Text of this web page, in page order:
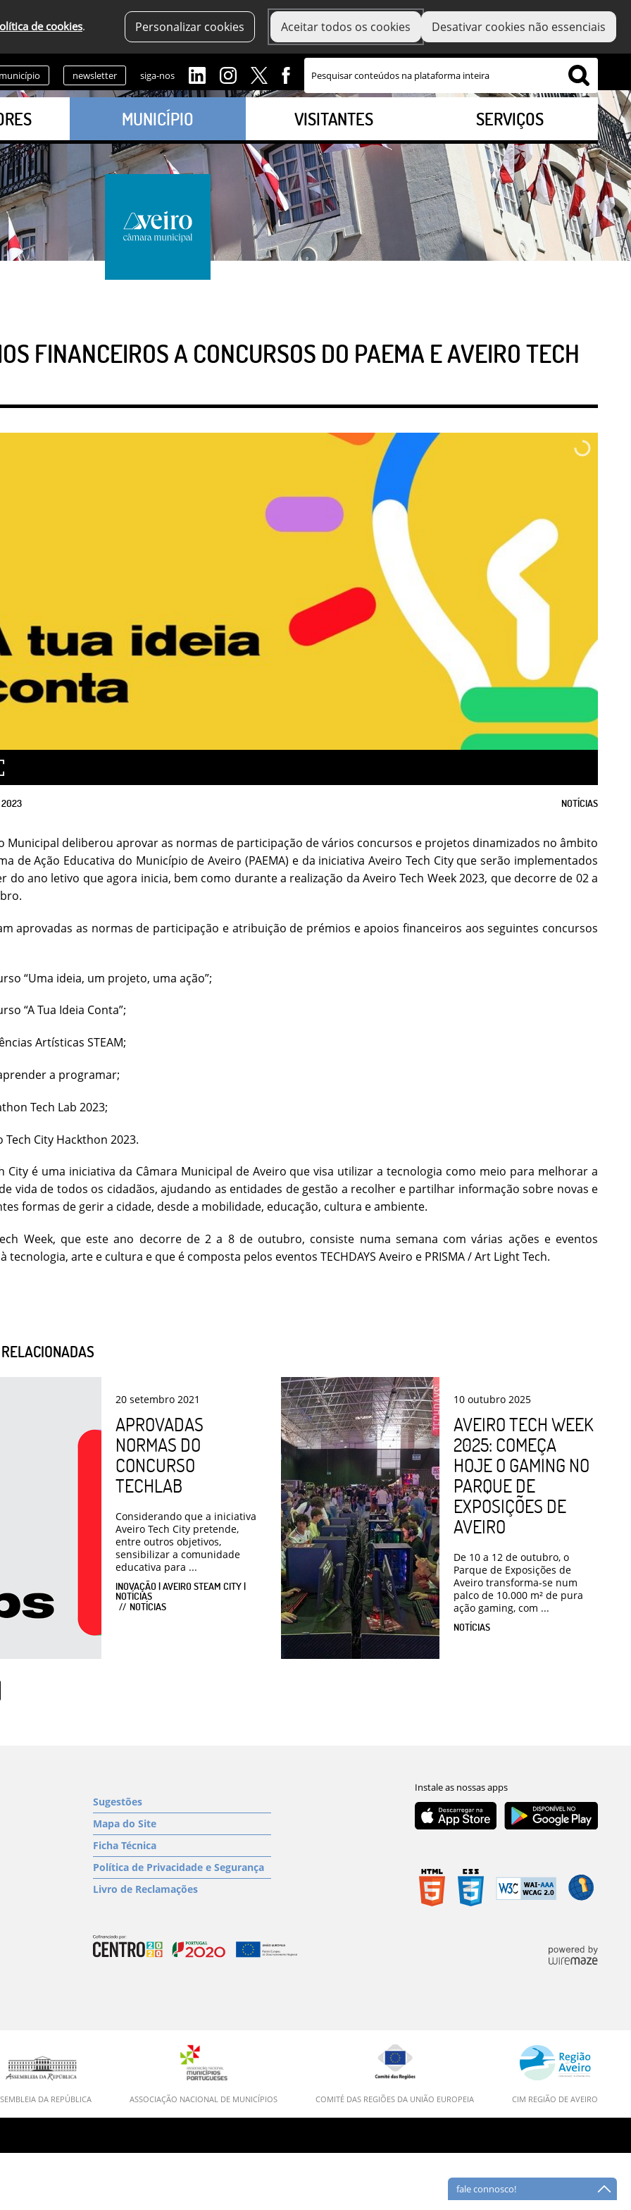
de cookies. Personalizar cookies Aceitar todos os cookies Desativar cookies não essenciais
newsletter siga-nos
MUNICÍPIO VISITANTES SERVIÇOS
FINANCEIROS A CONCURSOS DO PAEMA E AVEIRO TECH
2023 NOTÍCIAS
Municipal deliberou aprovar as normas de participação de vários concursos e projetos dinamizados no âmbito
de Ação Educativa do Município de Aveiro (PAEMA) e da iniciativa Aveiro Tech City que serão implementados
do ano letivo que agora inicia, bem como durante a realização da Aveiro Tech Week 2023, que decorre de 02 a
aprovadas as normas de participação e atribuição de prémios e apoios financeiros aos seguintes concursos
“Uma ideia, um projeto, uma ação”;
“A Tua Ideia Conta”;
Artísticas STEAM;
a programar;
Tech Lab 2023;
City Hackthon 2023.
City é uma iniciativa da Câmara Municipal de Aveiro que visa utilizar a tecnologia como meio para melhorar a
vida de todos os cidadãos, ajudando as entidades de gestão a recolher e partilhar informação sobre novas e
formas de gerir a cidade, desde a mobilidade, educação, cultura e ambiente.
Week, que este ano decorre de 2 a 8 de outubro, consiste numa semana com várias ações e eventos
tecnologia, arte e cultura e que é composta pelos eventos TECHDAYS Aveiro e PRISMA / Art Light Tech.
20 setembro 2021
APROVADAS
NORMAS DO
CONCURSO
TECHLAB
Considerando que a iniciativa
Aveiro Tech City pretende,
entre outros objetivos,
sensibilizar a comunidade
educativa para ...
INOVAÇÃO | AVEIRO STEAM CITY |
NOTÍCIAS
NOTÍCIAS
10 outubro 2025
AVEIRO TECH WEEK
2025: COMEÇA
HOJE O GAMING NO
PARQUE DE
EXPOSIÇÕES DE
AVEIRO
De 10 a 12 de outubro, o
Parque de Exposições de
Aveiro transforma-se num
palco de 10.000 m² de pura
ação gaming, com ...
NOTÍCIAS
Sugestões
Mapa do Site
Ficha Técnica
Política de Privacidade e Segurança
Livro de Reclamações
DA REPÚBLICA ASSOCIAÇÃO NACIONAL DE MUNICÍPIOS COMITÉ DAS REGIÕES DA UNIÃO EUROPEIA CIM REGIÃO DE AVEIRO
fale connosco!